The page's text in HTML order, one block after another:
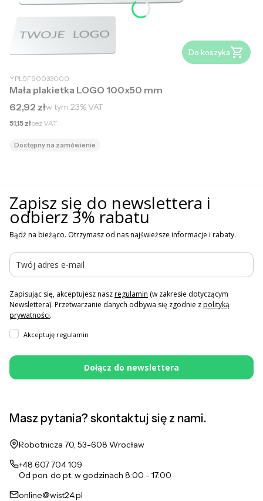
Do koszyka
YPL5F90033000
Mała plakietka LOGO 100x50 mm
Cena brutto
62,92 złw tym 23%VAT
Cena netto
51,15 złbez VAT
Dostępny na zamówienie
Zapisz się do newslettera i
odbierz 3% rabatu
Bądź na bieżąco. Otrzymasz od nas najświeższe informacje i rabaty.
Zapisując się, akceptujesz naszregulamin (w zakresie dotyczącym
Newslettera). Przetwarzanie danych odbywa się zgodnie zpolityką
prywatności.
Akceptuję regulamin
Dołącz do newslettera
Masz pytania? skontaktuj się z nami.
Adres:
Robotnicza 70, 53-608 Wrocław
+48 607 704 109
Od pon. do pt. w godzinach 8:00 - 17:00
online@wist24.pl